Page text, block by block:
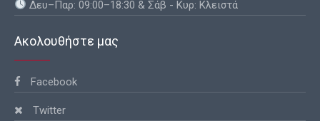
Δευ–Παρ: 09:00–18:30 & Σάβ - Κυρ: Κλειστά
Ακολουθήστε μας
Facebook
Twitter